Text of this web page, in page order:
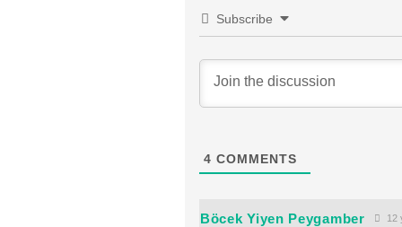
Subscribe
4 COMMENTS
Böcek Yiyen Peygamber 12